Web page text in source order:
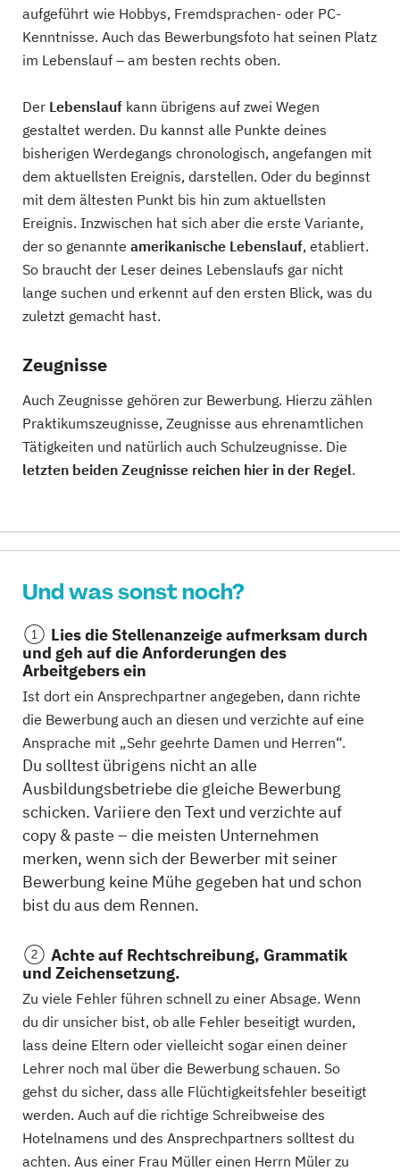
aufgeführt wie Hobbys, Fremdsprachen- oder PC-
Kenntnisse. Auch das Bewerbungsfoto hat seinen Platz
im Lebenslauf – am besten rechts oben.
Der Lebenslauf kann übrigens auf zwei Wegen
gestaltet werden. Du kannst alle Punkte deines
bisherigen Werdegangs chronologisch, angefangen mit
dem aktuellsten Ereignis, darstellen. Oder du beginnst
mit dem ältesten Punkt bis hin zum aktuellsten
Ereignis. Inzwischen hat sich aber die erste Variante,
der so genannte amerikanische Lebenslauf, etabliert.
So braucht der Leser deines Lebenslaufs gar nicht
lange suchen und erkennt auf den ersten Blick, was du
zuletzt gemacht hast.
Zeugnisse
Auch Zeugnisse gehören zur Bewerbung. Hierzu zählen
Praktikumszeugnisse, Zeugnisse aus ehrenamtlichen
Tätigkeiten und natürlich auch Schulzeugnisse. Die
letzten beiden Zeugnisse reichen hier in der Regel.
Und was sonst noch?
Lies die Stellenanzeige aufmerksam durch
und geh auf die Anforderungen des
Arbeitgebers ein
Ist dort ein Ansprechpartner angegeben, dann richte
die Bewerbung auch an diesen und verzichte auf eine
Ansprache mit „Sehr geehrte Damen und Herren“.
Du solltest übrigens nicht an alle
Ausbildungsbetriebe die gleiche Bewerbung
schicken. Variiere den Text und verzichte auf
copy & paste – die meisten Unternehmen
merken, wenn sich der Bewerber mit seiner
Bewerbung keine Mühe gegeben hat und schon
bist du aus dem Rennen.
Achte auf Rechtschreibung, Grammatik
und Zeichensetzung.
Zu viele Fehler führen schnell zu einer Absage. Wenn
du dir unsicher bist, ob alle Fehler beseitigt wurden,
lass deine Eltern oder vielleicht sogar einen deiner
Lehrer noch mal über die Bewerbung schauen. So
gehst du sicher, dass alle Flüchtigkeitsfehler beseitigt
werden. Auch auf die richtige Schreibweise des
Hotelnamens und des Ansprechpartners solltest du
achten. Aus einer Frau Müller einen Herrn Müler zu